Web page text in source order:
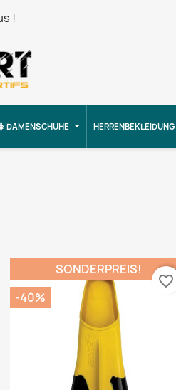
!
DAMENSCHUHE HERRENBEKLEIDUNG
SONDERPREIS!
-40%
favorite_border